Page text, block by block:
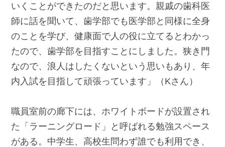
いくことができたのだと思います。親戚の歯科医
師に話を聞いて、歯学部でも医学部と同様に全身
のことを学び、健康面で人の役に立てるとわかっ
たので、歯学部を目指すことにしました。狭き門
なので、浪人はしたくないという思いもあり、年
内入試を目指して頑張っています」（Kさん）
職員室前の廊下には、ホワイトボードが設置され
た「ラーニングロード」と呼ばれる勉強スペース
がある。中学生、高校生問わず誰でも利用でき、